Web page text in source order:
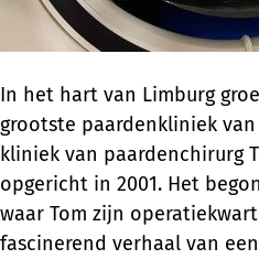
In het hart van Limburg
grootste paardenkliniek
kliniek van paardenchirurg
opgericht in 2001. Het
waar Tom zijn
fascinerend verhaal van